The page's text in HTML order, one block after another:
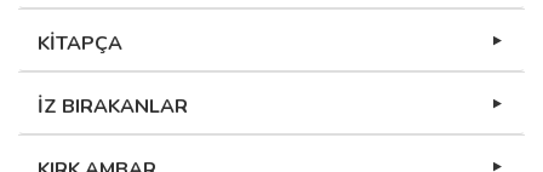
KİTAPÇA
İZ BIRAKANLAR